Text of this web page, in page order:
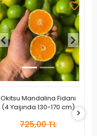
Okitsu Mandalina Fidanı
(4 Yaşında 130-170 cm)
725,00 TL